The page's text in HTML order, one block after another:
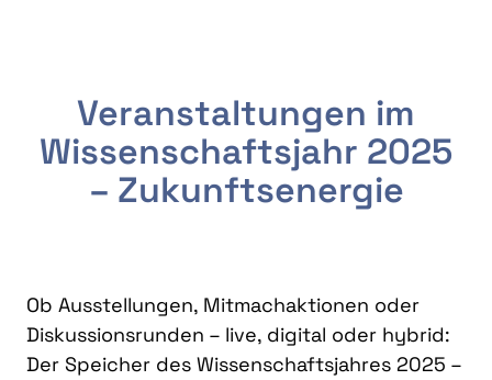
Veranstaltungen im
Wissenschaftsjahr 2025
– Zukunftsenergie
Ob Ausstellungen, Mitmachaktionen oder
Diskussionsrunden – live, digital oder hybrid:
Der Speicher des Wissenschaftsjahres 2025 –